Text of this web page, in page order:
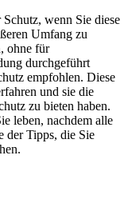
wenn Sie diese
Umfang zu
ohne für
durchgeführt
empfohlen. Diese
und sie die
zu bieten haben.
leben, nachdem alle
der Tipps, die Sie